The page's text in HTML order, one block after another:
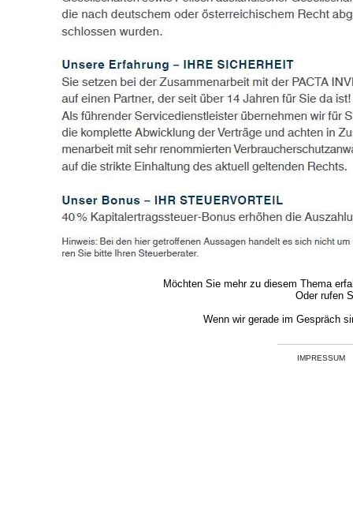
Möchten Sie mehr zu diesem Thema
Oder rufen
Wenn wir gerade im Gespräch
IMPRESSUM